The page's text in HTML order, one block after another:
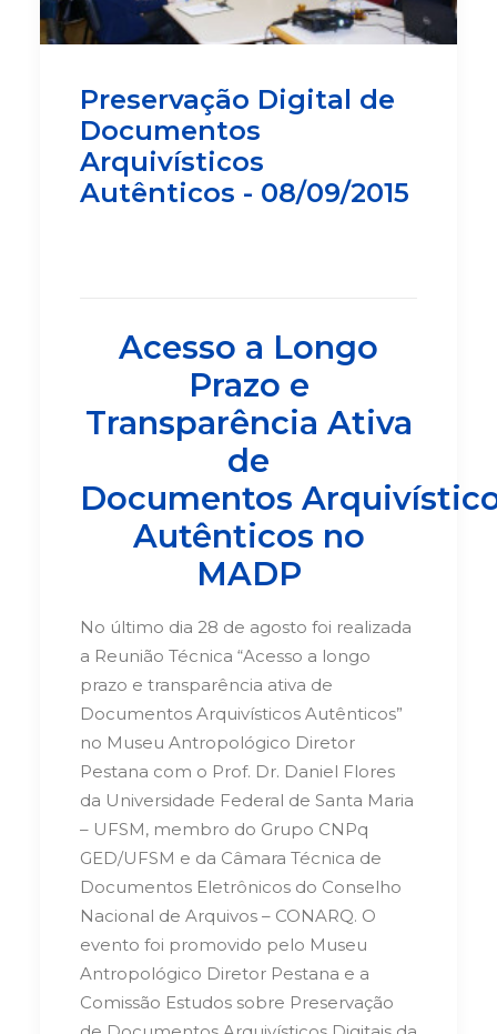
Preservação Digital de
Documentos
Arquivísticos
Autênticos - 08/09/2015
Acesso a Longo
Prazo e
Transparência Ativa
de
Documentos
Autênticos no
MADP
No último dia 28 de agosto foi realizada
a Reunião Técnica “Acesso a longo
prazo e transparência ativa de
Documentos Arquivísticos Autênticos”
no Museu Antropológico Diretor
Pestana com o Prof. Dr. Daniel Flores
da Universidade Federal de Santa Maria
– UFSM, membro do Grupo CNPq
GED/UFSM e da Câmara Técnica de
Documentos Eletrônicos do Conselho
Nacional de Arquivos – CONARQ. O
evento foi promovido pelo Museu
Antropológico Diretor Pestana e a
Comissão Estudos sobre Preservação